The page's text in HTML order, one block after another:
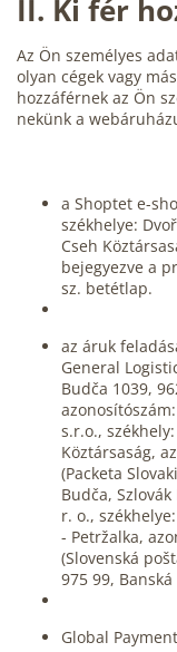
II. Ki fér
Az Ön személyes
olyan cégek vagy
hozzáférnek az Ön
nekünk a
a Shoptet e-
székhelye:
Cseh
bejegyezve a
sz. betétlap.
az áruk
General
Budča 1039,
s.r.o.,
Köztársaság,
(Packeta
Budča,
r. o.,
- Petržalka,
(Slovenská
975 99,
Global